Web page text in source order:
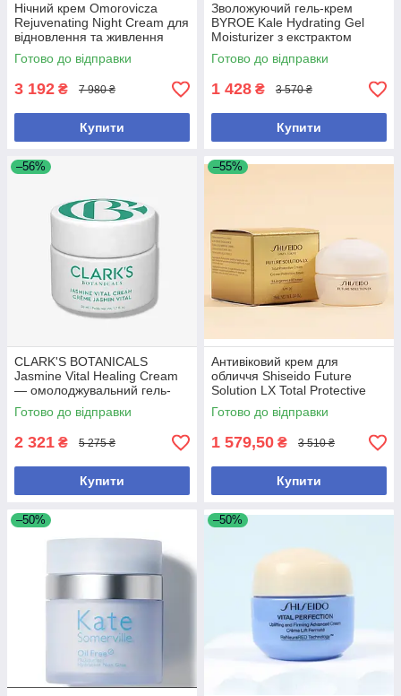
Нічний крем Omorovicza
Rejuvenating Night Cream для
відновлення та живлення
шкіри 50 мл
Готово до відправки
3 192 ₴ 7 980 ₴
Купити
Зволожуючий гель-крем
BYROE Kale Hydrating Gel
Moisturizer з екстрактом
кейлу для інтенсивного
зволоження шкіри, 50 мл
Готово до відправки
1 428 ₴ 3 570 ₴
Купити
–56%
CLARK'S BOTANICALS
Jasmine Vital Healing Cream
— омолоджувальний гель-
крем для обличчя з
жасмином 50 мл
Готово до відправки
2 321 ₴ 5 275 ₴
Купити
–55%
Антивіковий крем для
обличчя Shiseido Future
Solution LX Total Protective
Cream SPF 20, 15ml
Готово до відправки
1 579,50 ₴ 3 510 ₴
Купити
–50% –50%